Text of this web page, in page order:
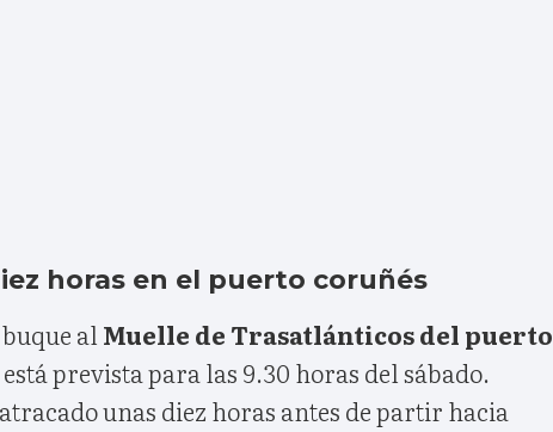
horas en el puerto coruñés
al Muelle de Trasatlánticos del puerto
está prevista para las 9.30 horas del sábado.
unas diez horas antes de partir hacia